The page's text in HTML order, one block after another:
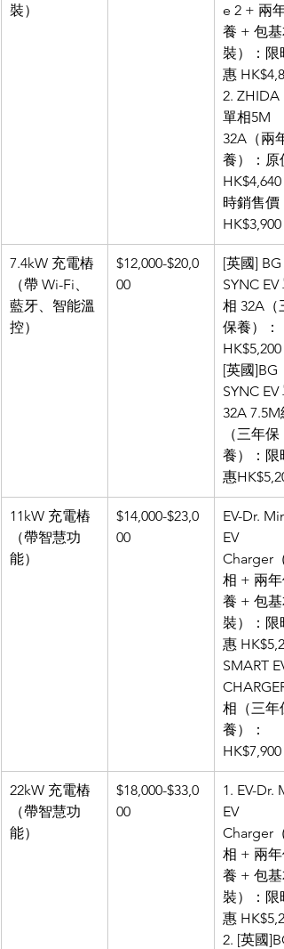
裝）
e 2 + 兩年
養 + 包基
裝）：限
惠
2. ZHIDA
單相5M
32A（兩
養）：原
HK$4,640
時銷售價
HK$3,900
7.4kW 充電樁
（帶 Wi-Fi、
藍牙、智能溫
控）
$12,000-$20,0
00
[英國] BG
SYNC EV
相 32A（
保養）：
HK$5,200
[英國]BG
SYNC EV
32A 7.5M
（三年保
養）：限
惠
11kW 充電樁
（帶智慧功
能）
$14,000-$23,0
00
EV-Dr.
EV
Charger（
相 + 兩年
養 + 包基
裝）：限
惠
SMART EV
相（三年
養）：
HK$7,900
22kW 充電樁
（帶智慧功
能）
$18,000-$33,0
00
1. EV-Dr.
EV
Charger（
相 + 兩年
養 + 包基
裝）：限
惠
2. [英國